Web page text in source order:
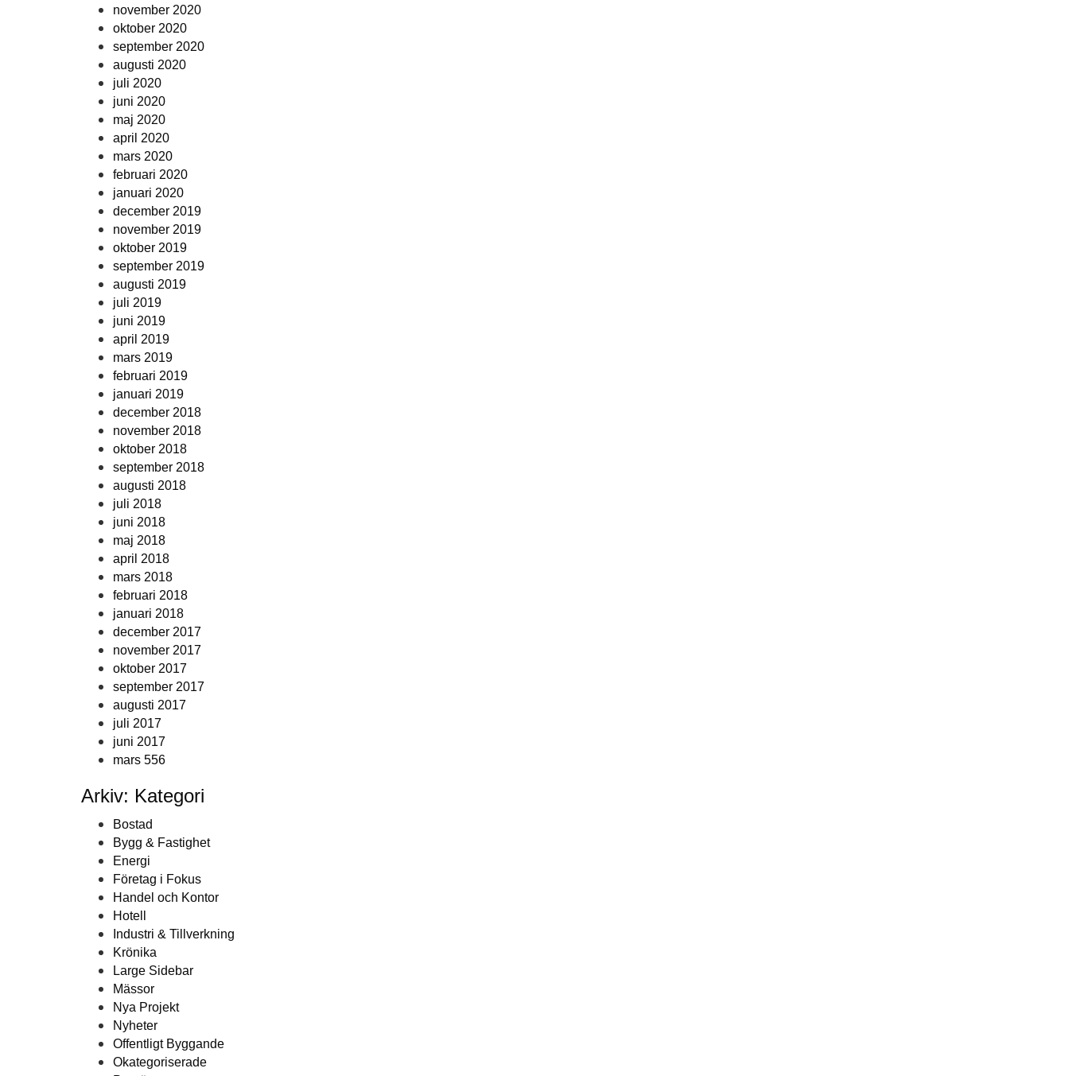
november 2020
oktober 2020
september 2020
augusti 2020
juli 2020
juni 2020
maj 2020
april 2020
mars 2020
februari 2020
januari 2020
december 2019
november 2019
oktober 2019
september 2019
augusti 2019
juli 2019
juni 2019
april 2019
mars 2019
februari 2019
januari 2019
december 2018
november 2018
oktober 2018
september 2018
augusti 2018
juli 2018
juni 2018
maj 2018
april 2018
mars 2018
februari 2018
januari 2018
december 2017
november 2017
oktober 2017
september 2017
augusti 2017
juli 2017
juni 2017
mars 556
Arkiv: Kategori
Bostad
Bygg & Fastighet
Energi
Företag i Fokus
Handel och Kontor
Hotell
Industri & Tillverkning
Krönika
Large Sidebar
Mässor
Nya Projekt
Nyheter
Offentligt Byggande
Okategoriserade